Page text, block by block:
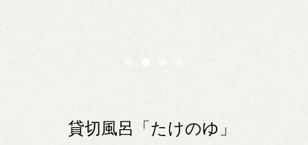
貸切風呂「たけのゆ」